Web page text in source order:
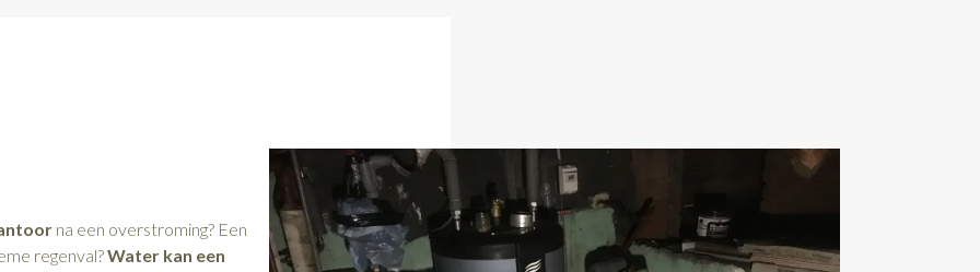
na een overstroming? Een
regenval?Water kan een